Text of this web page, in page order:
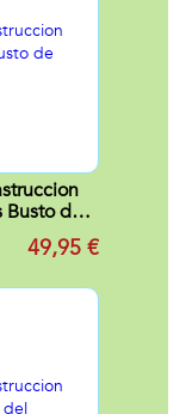
Busto de
49,95 €